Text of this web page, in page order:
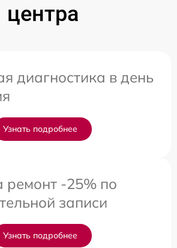
центра
диагностика в день
Узнать подробнее
ремонт -25% по
записи
Узнать подробнее